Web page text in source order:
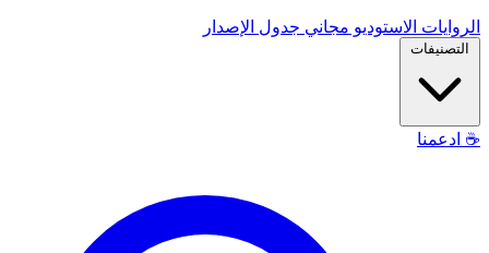
الروايات الاستوديو مجاني جدول الإصدار
التصنيفات
☕ ادعمنا